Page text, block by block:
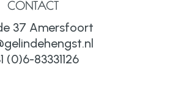
CONTACT
37 Amersfoort
(0)6-83331126